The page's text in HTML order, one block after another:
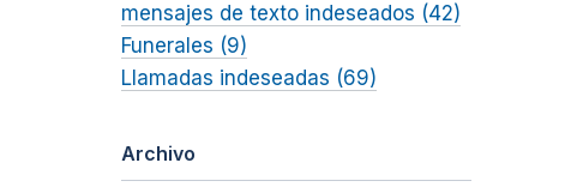
mensajes de texto indeseados (42)
Funerales (9)
Llamadas indeseadas (69)
Archivo